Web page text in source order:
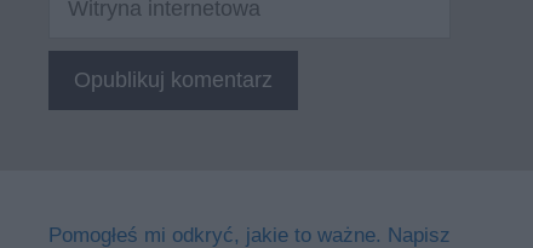
internetowa
Pomogłeś mi odkryć, jakie to ważne. Napisz